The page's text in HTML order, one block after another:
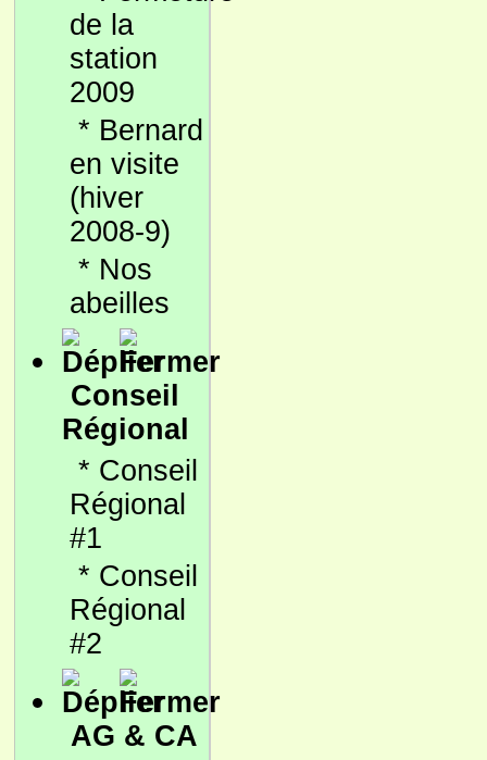
de la
station
2009
* Bernard
en visite
(hiver
2008-9)
* Nos
abeilles
Conseil
Régional
* Conseil
Régional
#1
* Conseil
Régional
#2
AG & CA